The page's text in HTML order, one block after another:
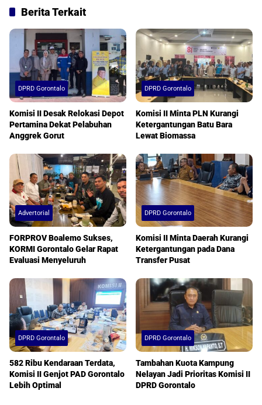
Berita Terkait
DPRD Gorontalo
Komisi II Desak Relokasi Depot
Pertamina Dekat Pelabuhan
Anggrek Gorut
DPRD Gorontalo
Komisi II Minta PLN Kurangi
Ketergantungan Batu Bara
Lewat Biomassa
Advertorial
FORPROV Boalemo Sukses,
KORMI Gorontalo Gelar Rapat
Evaluasi Menyeluruh
DPRD Gorontalo
Komisi II Minta Daerah Kurangi
Ketergantungan pada Dana
Transfer Pusat
DPRD Gorontalo
582 Ribu Kendaraan Terdata,
Komisi II Genjot PAD Gorontalo
Lebih Optimal
DPRD Gorontalo
Tambahan Kuota Kampung
Nelayan Jadi Prioritas Komisi II
DPRD Gorontalo